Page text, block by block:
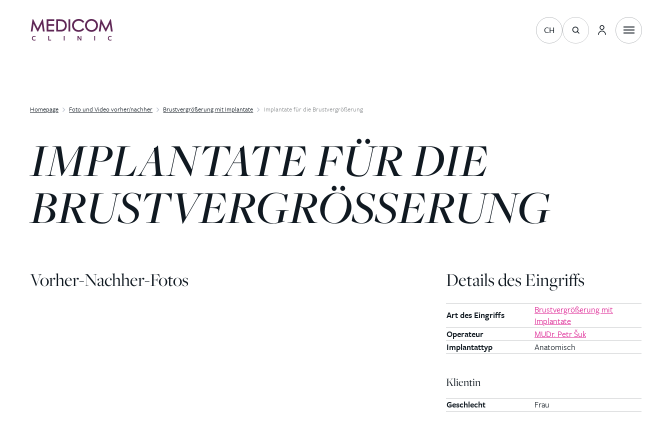
CH
Homepage Foto und Video vorher/nachher Brustvergrößerung mit Implantate Implantate für die Brustvergrößerung
IMPLANTATE FÜR DIE
BRUSTVERGRÖSSERUNG
Vorher-Nachher-Fotos Details des Eingriffs
Art des Eingriffs
Brustvergrößerung mit
Implantate
Operateur
MUDr. Petr Šuk
Implantattyp
Anatomisch
Klientin
Geschlecht Frau